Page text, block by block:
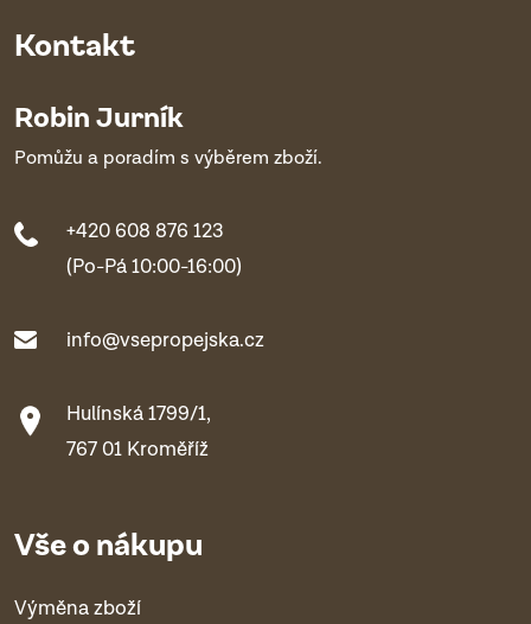
Kontakt
Robin Jurník
Pomůžu a poradím s výběrem zboží.
+420 608 876 123
(Po-Pá 10:00-16:00)
info@vsepropejska.cz
Hulínská 1799/1,
767 01 Kroměříž
Vše o nákupu
Výměna zboží